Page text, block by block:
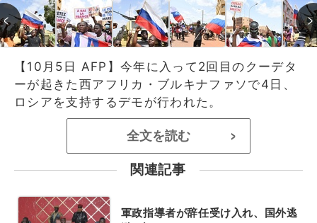
【10月5日 AFP】今年に入って2回目のクーデタ
ーが起きた西アフリカ・ブルキナファソで4日、
ロシアを支持するデモが行われた。
全文を読む >
関連記事
軍政指導者が辞任受け入れ、国外逃